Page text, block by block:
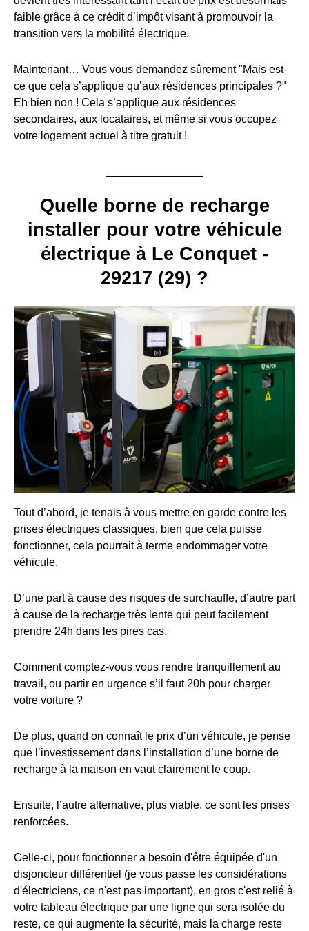
faible grâce à ce crédit d’impôt visant à promouvoir la
transition vers la mobilité électrique.
Maintenant… Vous vous demandez sûrement "Mais est-
ce que cela s’applique qu’aux résidences principales ?"
Eh bien non ! Cela s’applique aux résidences
secondaires, aux locataires, et même si vous occupez
votre logement actuel à titre gratuit !
Quelle borne de recharge
installer pour votre véhicule
électrique à Le Conquet -
29217 (29) ?
Tout d’abord, je tenais à vous mettre en garde contre les
prises électriques classiques, bien que cela puisse
fonctionner, cela pourrait à terme endommager votre
véhicule.
D’une part à cause des risques de surchauffe, d’autre part
à cause de la recharge très lente qui peut facilement
prendre 24h dans les pires cas.
Comment comptez-vous vous rendre tranquillement au
travail, ou partir en urgence s’il faut 20h pour charger
votre voiture ?
De plus, quand on connaît le prix d’un véhicule, je pense
que l’investissement dans l’installation d’une borne de
recharge à la maison en vaut clairement le coup.
Ensuite, l’autre alternative, plus viable, ce sont les prises
renforcées.
Celle-ci, pour fonctionner a besoin d'être équipée d'un
disjoncteur différentiel (je vous passe les considérations
d'électriciens, ce n'est pas important), en gros c'est relié à
votre tableau électrique par une ligne qui sera isolée du
reste, ce qui augmente la sécurité, mais la charge reste